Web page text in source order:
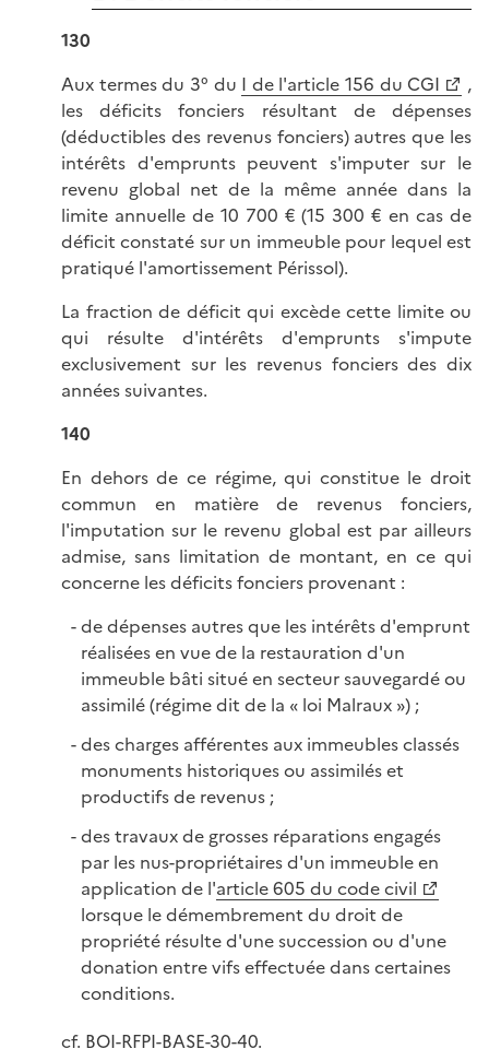
130
Aux termes du 3° du I de l'article 156 du CGI
,
les déficits fonciers résultant de dépenses
(déductibles des revenus fonciers) autres que les
intérêts d'emprunts peuvent s'imputer sur le
revenu global net de la même année dans la
limite annuelle de 10 700 € (15 300 € en cas de
déficit constaté sur un immeuble pour lequel est
pratiqué l'amortissement Périssol).
La fraction de déficit qui excède cette limite ou
qui résulte d'intérêts d'emprunts s'impute
exclusivement sur les revenus fonciers des dix
années suivantes.
140
En dehors de ce régime, qui constitue le droit
commun en matière de revenus fonciers,
l'imputation sur le revenu global est par ailleurs
admise, sans limitation de montant, en ce qui
concerne les déficits fonciers provenant :
de dépenses autres que les intérêts d'emprunt
réalisées en vue de la restauration d'un
immeuble bâti situé en secteur sauvegardé ou
assimilé (régime dit de la « loi Malraux ») ;
des charges afférentes aux immeubles classés
monuments historiques ou assimilés et
productifs de revenus ;
des travaux de grosses réparations engagés
par les nus-propriétaires d'un immeuble en
application de l'article 605 du code civil
lorsque le démembrement du droit de
propriété résulte d'une succession ou d'une
donation entre vifs effectuée dans certaines
conditions.
cf. BOI-RFPI-BASE-30-40.